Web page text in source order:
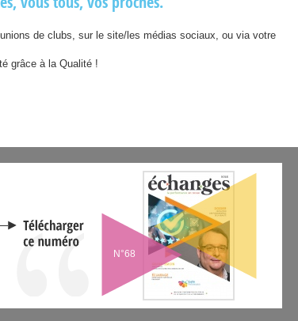
de clubs, sur le site/les médias sociaux, ou via votre
grâce à la Qualité !
N°68